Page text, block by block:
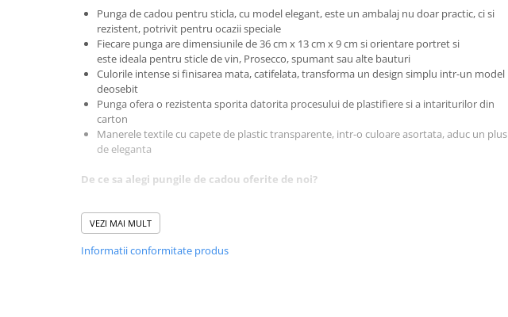
Panglica dublu satinata 10 mm
Panglica dublu satinata 16 mm
Hartie copiator alba si colorata
Punga de cadou pentru sticla, cu model elegant, este un ambalaj nu doar practic, ci si
rezistent, potrivit pentru ocazii speciale
Fiecare punga are dimensiunile de 36 cm x 13 cm x 9 cm si orientare portret si
este ideala pentru sticle de vin, Prosecco, spumant sau alte bauturi
Culorile intense si finisarea mata, catifelata, transforma un design simplu intr-un model
deosebit
Punga ofera o rezistenta sporita datorita procesului de plastifiere si a intariturilor din
carton
Manerele textile cu capete de plastic transparente, intr-o culoare asortata, aduc un plus
de eleganta
De ce sa alegi pungile de cadou oferite de noi?
Acestea sunt:
REZISTENTE
PRACTICE
VEZI MAI MULT
Informatii conformitate produs